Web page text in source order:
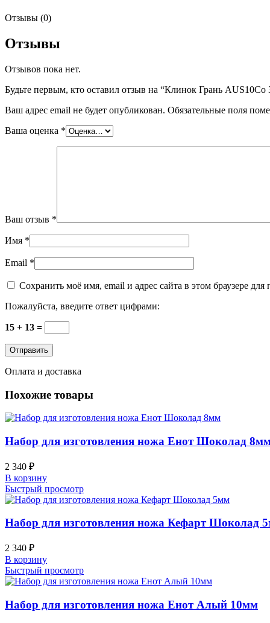
Отзывы (0)
Отзывы
Отзывов пока нет.
Будьте первым, кто оставил отзыв на “Клинок Грань AUS10Co
Ваш адрес email не будет опубликован. Обязательные поля
Ваша оценка *
Ваш отзыв *
Имя *
Email *
Сохранить моё имя, email и адрес сайта в этом браузере
Пожалуйста, введите ответ цифрами:
15 + 13 =
Оплата и доставка
Похожие товары
Набор для изготовления ножа Енот Шоколад
2 340 ₽
В корзину
Быстрый просмотр
Набор для изготовления ножа Кефарт Шоколад
2 340 ₽
В корзину
Быстрый просмотр
Набор для изготовления ножа Енот Алый 10мм